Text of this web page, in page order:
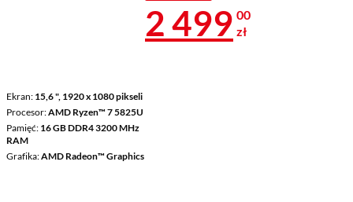
Ekran 15,6 ", 1920 x 1080 pikseli
Procesor AMD Ryzen™ 7 5825U
Pamięć 16 GB DDR4 3200 MHz
RAM
Grafika AMD Radeon™ Graphics
Cena 2 499 zł
2 499 00
zł